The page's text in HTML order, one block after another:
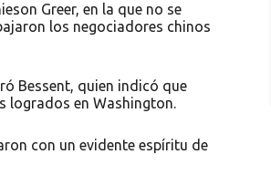
Greer, en la que no se
los negociadores chinos
Bessent, quien indicó que
logrados en Washington.
con un evidente espíritu de